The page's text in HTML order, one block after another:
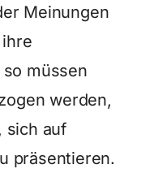
Meinungen
müssen
werden,
sich auf
präsentieren.